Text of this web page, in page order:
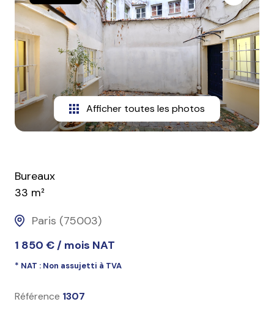
contact
Afficher toutes les photos
Bureaux
33 m²
Paris (75003)
1 850 € / mois NAT
* NAT : Non assujetti à TVA
Référence 1307